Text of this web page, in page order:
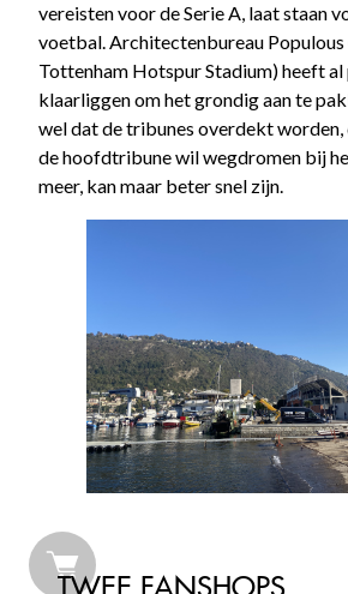
vereisten voor de Serie A, laat staan
voetbal. Architectenbureau Populous
Tottenham Hotspur Stadium) heeft al
klaarliggen om het grondig aan te
wel dat de tribunes overdekt worden,
de hoofdtribune wil wegdromen bij
meer, kan maar beter snel zijn.